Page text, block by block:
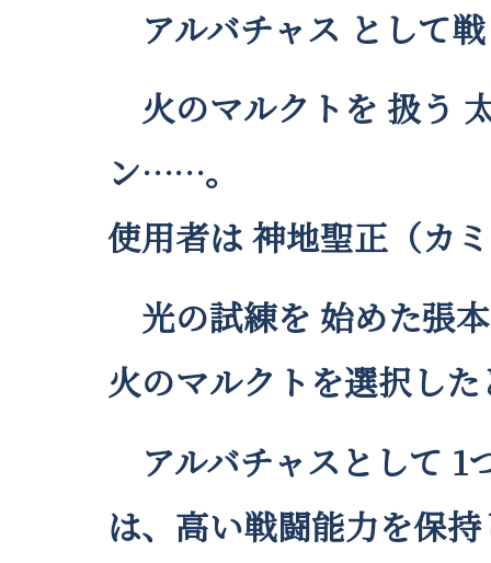
アルバチャス として
火のマルクトを 扱う
ン……。
使用者は 神地聖正（カ
光の試練を 始めた張
火のマルクトを選択し
アルバチャスとして 1
は、高い戦闘能力を保